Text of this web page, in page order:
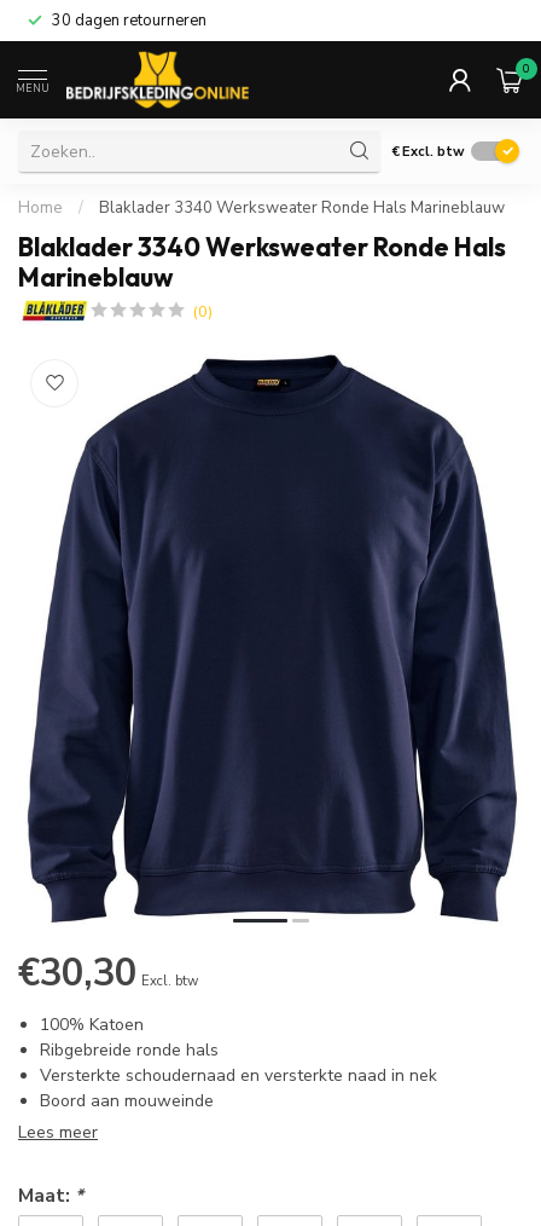
30 dagen retourneren
MENU
0
€Excl. btw
Home / Blaklader 3340 Werksweater Ronde Hals Marineblauw
Blaklader 3340 Werksweater Ronde Hals
Marineblauw
(0)
€30,30 Excl. btw
100% Katoen
Ribgebreide ronde hals
Versterkte schoudernaad en versterkte naad in nek
Boord aan mouweinde
Lees meer
Maat: *